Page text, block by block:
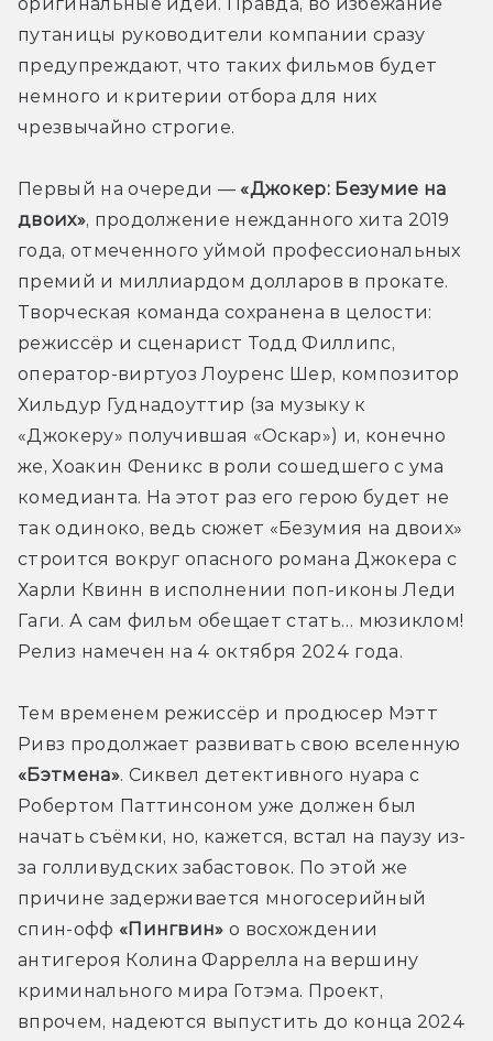
путаницы руководители компании сразу
предупреждают, что таких фильмов будет
немного и критерии отбора для них
чрезвычайно строгие.
Первый на очереди — «Джокер: Безумие на
двоих», продолжение нежданного хита 2019
года, отмеченного уймой профессиональных
премий и миллиардом долларов в прокате.
Творческая команда сохранена в целости:
режиссёр и сценарист Тодд Филлипс,
оператор-виртуоз Лоуренс Шер, композитор
Хильдур Гуднадоуттир (за музыку к
«Джокеру» получившая «Оскар») и, конечно
же, Хоакин Феникс в роли сошедшего с ума
комедианта. На этот раз его герою будет не
так одиноко, ведь сюжет «Безумия на двоих»
строится вокруг опасного романа Джокера с
Харли Квинн в исполнении поп-иконы Леди
Гаги. А сам фильм обещает стать… мюзиклом!
Релиз намечен на 4 октября 2024 года.
Тем временем режиссёр и продюсер Мэтт
«Бэтмена». Сиквел детективного нуара с
Робертом Паттинсоном уже должен был
начать съёмки, но, кажется, встал на паузу из-
за голливудских забастовок. По этой же
причине задерживается многосерийный
спин-офф «Пингвин» о восхождении
антигероя Колина Фаррелла на вершину
криминального мира Готэма. Проект,
впрочем, надеются выпустить до конца 2024